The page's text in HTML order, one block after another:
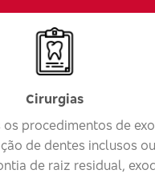
Cirurgias
procedimentos de
de dentes inclusos
de raiz residual,